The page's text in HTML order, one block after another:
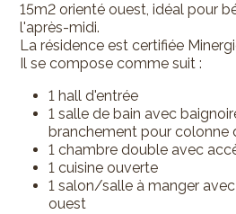
15m2 orienté ouest, idéal pour
l'après-midi.
La résidence est certifiée
Il se compose comme suit :
1 hall d'entrée
1 salle de bain avec
branchement pour colonne
1 chambre double avec
1 cuisine ouverte
1 salon/salle à manger
ouest